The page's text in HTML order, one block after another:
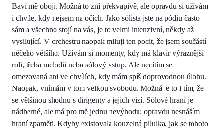
Baví mě obojí. Možná to zní překvapivě, ale opravdu si užívám
i chvíle, kdy nejsem na očích. Jako sólista jste na pódiu často
sám a všechno stojí na vás, je to velmi intenzivní, někdy až
vysilující. V orchestru naopak miluji ten pocit, že jsem součástí
něčeho většího. Užívám si momenty, kdy má klavír výraznější
roli, třeba melodii nebo sólový vstup. Ale necítím se
omezovaná ani ve chvílích, kdy mám spíš doprovodnou úlohu.
Naopak, vnímám v tom velkou svobodu. Možná je to i tím, že
se většinou shodnu s dirigenty a jejich vizí. Sólové hraní je
nádherné, ale má pro mě jednu nevýhodu: opravdu nesnáším
hraní zpaměti. Kdyby existovala kouzelná pilulka, jak se tohoto